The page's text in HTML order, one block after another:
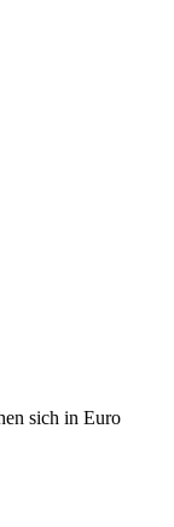
sich in Euro